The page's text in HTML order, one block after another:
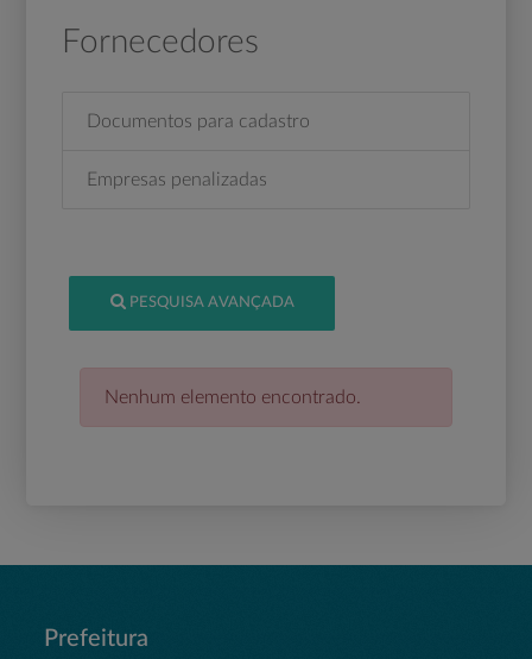
Fornecedores
Documentos para cadastro
Empresas penalizadas
PESQUISA AVANÇADA
Nenhum elemento encontrado.
Prefeitura